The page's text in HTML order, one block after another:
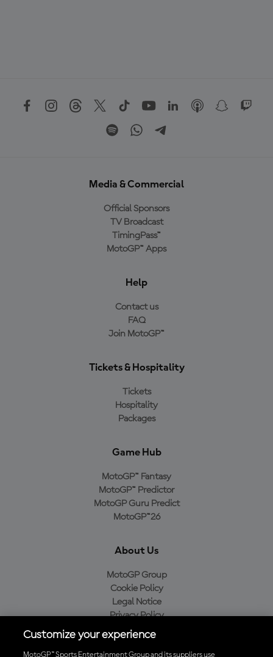
Media & Commercial
Official Sponsors
TV Broadcast
TimingPass™
MotoGP™ Apps
Help
Contact us
FAQ
Join MotoGP™
Tickets & Hospitality
Tickets
Hospitality
Packages
Game Hub
MotoGP™ Fantasy
MotoGP™ Predictor
MotoGP Guru Predict
MotoGP™26
About Us
MotoGP Group
Cookie Policy
Legal Notice
Privacy Policy
Purchase Policy
Customize your experience
MotoGP™ Sports Entertainment Group and its suppliers use